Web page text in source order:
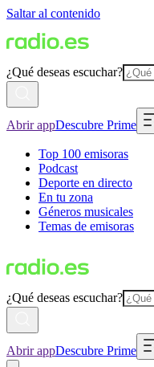
Saltar al contenido
¿Qué deseas escuchar?
Abrir appDescubre Prime
Top 100 emisoras
Podcast
Deporte en directo
En tu zona
Géneros musicales
Temas de emisoras
¿Qué deseas escuchar?
Abrir appDescubre Prime